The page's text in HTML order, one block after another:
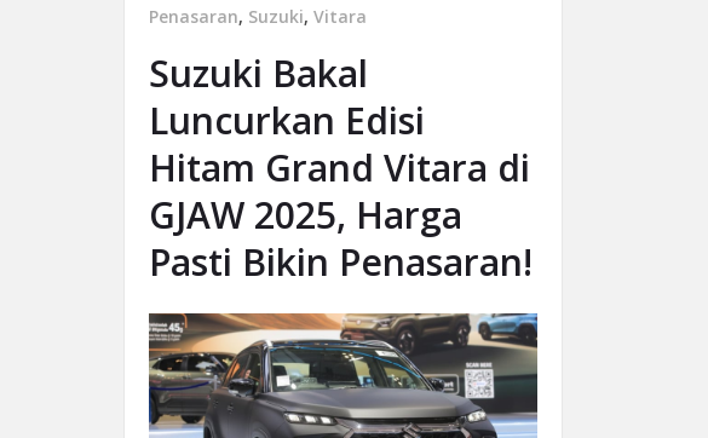
Penasaran, Suzuki, Vitara
Suzuki Bakal
Luncurkan Edisi
Hitam Grand Vitara di
GJAW 2025, Harga
Pasti Bikin Penasaran!